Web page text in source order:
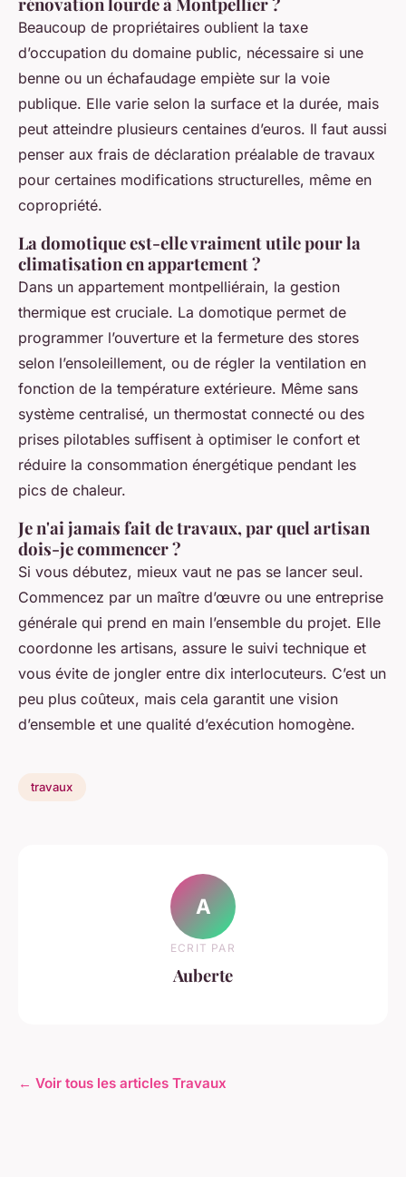
Beaucoup de propriétaires oublient la taxe
d’occupation du domaine public, nécessaire si une
benne ou un échafaudage empiète sur la voie
publique. Elle varie selon la surface et la durée, mais
peut atteindre plusieurs centaines d’euros. Il faut aussi
penser aux frais de déclaration préalable de travaux
pour certaines modifications structurelles, même en
copropriété.
La domotique est-elle vraiment utile pour la
climatisation en appartement ?
Dans un appartement montpelliérain, la gestion
thermique est cruciale. La domotique permet de
programmer l’ouverture et la fermeture des stores
selon l’ensoleillement, ou de régler la ventilation en
fonction de la température extérieure. Même sans
système centralisé, un thermostat connecté ou des
prises pilotables suffisent à optimiser le confort et
réduire la consommation énergétique pendant les
pics de chaleur.
Je n'ai jamais fait de travaux, par quel artisan
dois-je commencer ?
Si vous débutez, mieux vaut ne pas se lancer seul.
Commencez par un maître d’œuvre ou une entreprise
générale qui prend en main l’ensemble du projet. Elle
coordonne les artisans, assure le suivi technique et
vous évite de jongler entre dix interlocuteurs. C’est un
peu plus coûteux, mais cela garantit une vision
d’ensemble et une qualité d’exécution homogène.
travaux
A
ECRIT PAR
Auberte
← Voir tous les articles Travaux